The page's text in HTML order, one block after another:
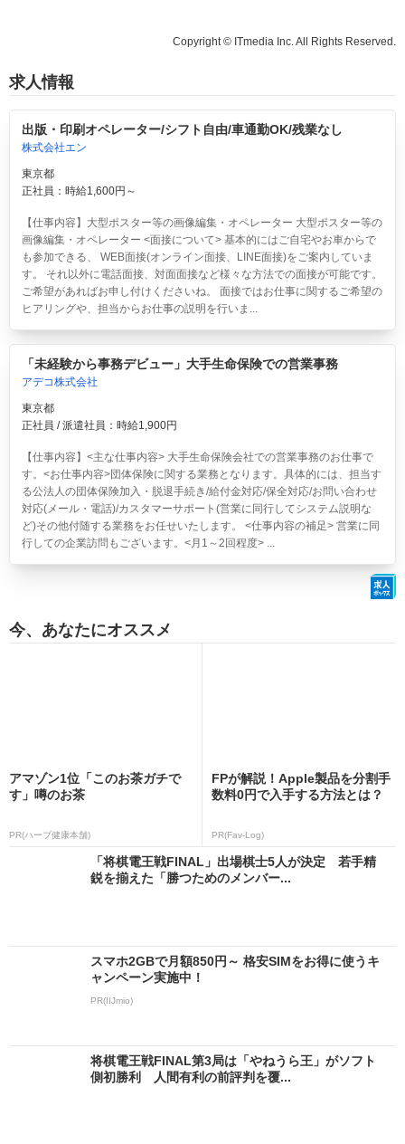
Copyright © ITmedia Inc. All Rights Reserved.
求人情報
出版・印刷オペレーター/シフト自由/車通勤OK/残業なし
株式会社エン
東京都
正社員：時給1,600円～
【仕事内容】大型ポスター等の画像編集・オペレーター 大型ポスター等の
画像編集・オペレーター <面接について> 基本的にはご自宅やお車からで
も参加できる、 WEB面接(オンライン面接、LINE面接)をご案内していま
す。 それ以外に電話面接、対面面接など様々な方法での面接が可能です。
ご希望があればお申し付けくださいね。 面接ではお仕事に関するご希望の
ヒアリングや、担当からお仕事の説明を行いま...
「未経験から事務デビュー」大手生命保険での営業事務
アデコ株式会社
東京都
正社員 / 派遣社員：時給1,900円
【仕事内容】<主な仕事内容> 大手生命保険会社での営業事務のお仕事で
す。<お仕事内容>団体保険に関する業務となります。具体的には、担当す
る公法人の団体保険加入・脱退手続き/給付金対応/保全対応/お問い合わせ
対応(メール・電話)/カスタマーサポート(営業に同行してシステム説明な
ど)その他付随する業務をお任せいたします。 <仕事内容の補足> 営業に同
行しての企業訪問もございます。<月1～2回程度> ...
今、あなたにオススメ
アマゾン1位「このお茶ガチで
す」噂のお茶
PR(ハーブ健康本舗)
FPが解説！Apple製品を分割手
数料0円で入手する方法とは？
PR(Fav-Log)
「将棋電王戦FINAL」出場棋士5人が決定 若手精
鋭を揃えた「勝つためのメンバー...
スマホ2GBで月額850円～ 格安SIMをお得に使うキ
ャンペーン実施中！
PR(IIJmio)
将棋電王戦FINAL第3局は「やねうら王」がソフト
側初勝利 人間有利の前評判を覆...